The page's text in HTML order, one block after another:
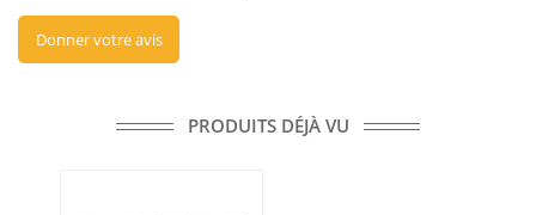
Donner votre avis
PRODUITS DÉJÀ VU